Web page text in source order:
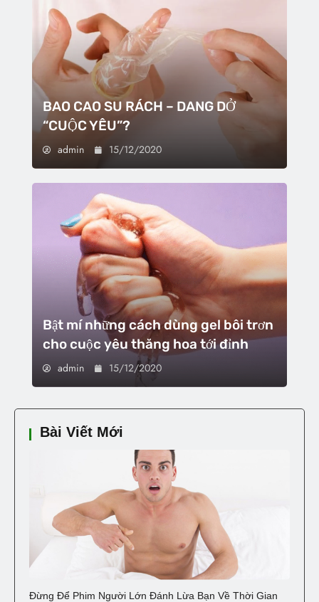
BAO CAO SU RÁCH – DANG DỞ
“CUỘC YÊU”?
admin 15/12/2020
Bật mí những cách dùng gel bôi trơn
cho cuộc yêu thăng hoa tới đỉnh
admin 15/12/2020
Bài Viết Mới
Đừng Để Phim Người Lớn Đánh Lừa Bạn Về Thời Gian